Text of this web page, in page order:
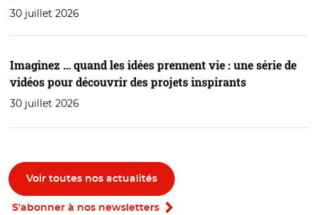
30 juillet 2026
Imaginez … quand les idées prennent vie : une série de
vidéos pour découvrir des projets inspirants
30 juillet 2026
Voir toutes nos actualités
S'abonner à nos newsletters